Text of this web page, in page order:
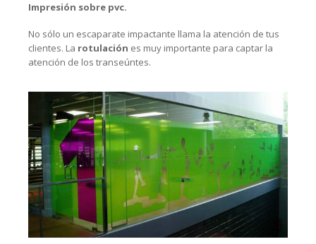
Impresión sobre pvc.
No sólo un escaparate impactante llama la atención de tus
clientes. La rotulación es muy importante para captar la
atención de los transeúntes.